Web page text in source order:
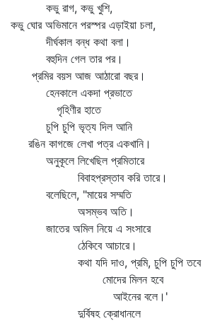
কভু রাগ, কভু খুশি,
কভু ঘোর অভিমানে পরস্পর এড়াইয়া চলা,
দীর্ঘকাল বন্ধ কথা বলা।
বহুদিন গেল তার পর।
প্রমির বয়স আজ আঠারো বছর।
হেনকালে একদা প্রভাতে
গৃহিণীর হাতে
চুপি চুপি ভৃত্য দিল আনি
রঙিন কাগজে লেখা পত্র একখানি।
অনুকূলে লিখেছিল প্রমিতারে
বিবাহপ্রস্তাব করি তারে।
বলেছিলে, "মায়ের সম্মতি
অসম্ভব অতি।
জাতের অমিল নিয়ে এ সংসারে
ঠেকিবে আচারে।
কথা যদি দাও, প্রমি, চুপি চুপি তবে
মোদের মিলন হবে
আইনের বলে।'
দুর্বিষহ ক্রোধানলে